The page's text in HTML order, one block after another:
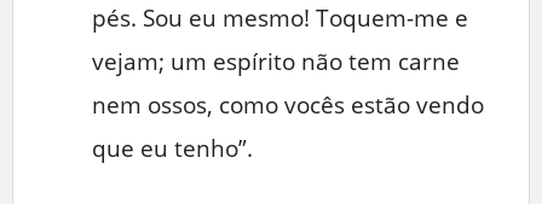
pés. Sou eu mesmo! Toquem-me e
vejam; um espírito não tem carne
nem ossos, como vocês estão vendo
que eu tenho”.